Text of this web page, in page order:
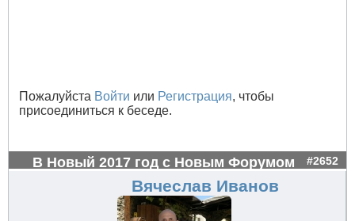
Пожалуйста Войти или Регистрация, чтобы
присоединиться к беседе.
В Новый 2017 год с Новым Форумом #2652
Вячеслав Иванов